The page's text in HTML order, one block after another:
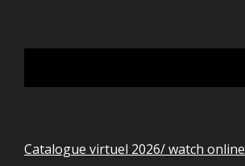
Search
Catalogue virtuel 2026/ watch online